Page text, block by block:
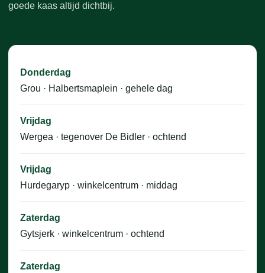
goede kaas altijd dichtbij.
Donderdag
Grou · Halbertsmaplein · gehele dag
Vrijdag
Wergea · tegenover De Bidler · ochtend
Vrijdag
Hurdegaryp · winkelcentrum · middag
Zaterdag
Gytsjerk · winkelcentrum · ochtend
Zaterdag